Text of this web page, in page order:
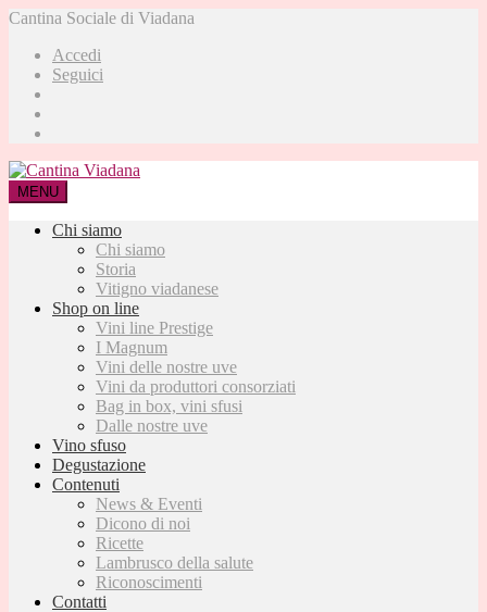
Cantina Sociale di Viadana
Accedi
Seguici
MENU
Chi siamo
Chi siamo
Storia
Vitigno viadanese
Shop on line
Vini line Prestige
I Magnum
Vini delle nostre uve
Vini da produttori consorziati
Bag in box, vini sfusi
Dalle nostre uve
Vino sfuso
Degustazione
Contenuti
News & Eventi
Dicono di noi
Ricette
Lambrusco della salute
Riconoscimenti
Contatti